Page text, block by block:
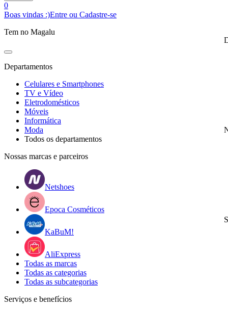
0
Boas vindas :)Entre ou Cadastre-se
Tem no Magalu
Departamentos
Celulares e Smartphones
TV e Vídeo
Eletrodomésticos
Móveis
Informática
Moda
Todos os departamentos
Nossas marcas e parceiros
Netshoes
Epoca Cosméticos
KaBuM!
AliExpress
Todas as marcas
Todas as categorias
Todas as subcategorias
Serviços e benefícios